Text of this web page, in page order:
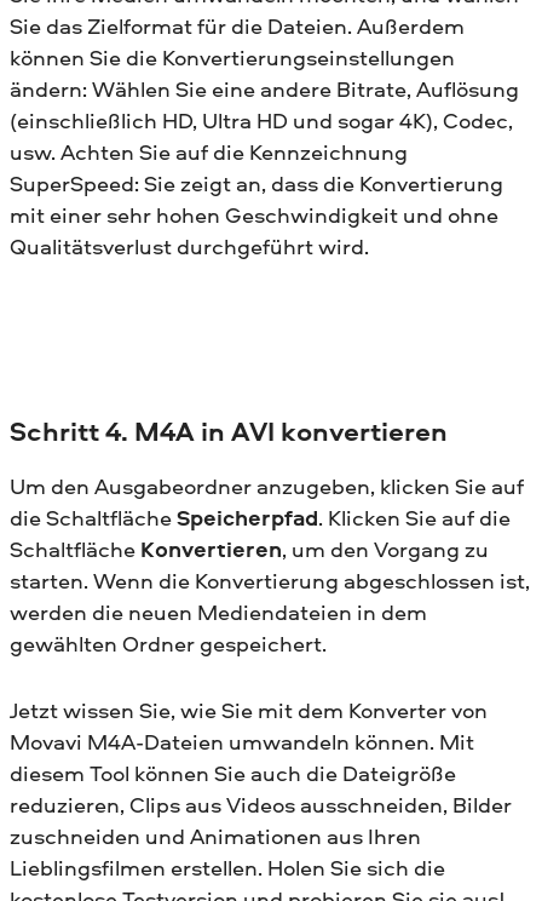
Sie das Zielformat für die Dateien. Außerdem
können Sie die Konvertierungseinstellungen
ändern: Wählen Sie eine andere Bitrate, Auflösung
(einschließlich HD, Ultra HD und sogar 4K), Codec,
usw. Achten Sie auf die Kennzeichnung
SuperSpeed: Sie zeigt an, dass die Konvertierung
mit einer sehr hohen Geschwindigkeit und ohne
Qualitätsverlust durchgeführt wird.
Schritt 4. M4A in AVI konvertieren
Um den Ausgabeordner anzugeben, klicken Sie auf
die SchaltflächeSpeicherpfad. Klicken Sie auf die
Schaltfläche Konvertieren, um den Vorgang zu
starten. Wenn die Konvertierung abgeschlossen ist,
werden die neuen Mediendateien in dem
gewählten Ordner gespeichert.
Jetzt wissen Sie, wie Sie mit dem Konverter von
Movavi M4A-Dateien umwandeln können. Mit
diesem Tool können Sie auch die Dateigröße
reduzieren, Clips aus Videos ausschneiden, Bilder
zuschneiden und Animationen aus Ihren
Lieblingsfilmen erstellen. Holen Sie sich die